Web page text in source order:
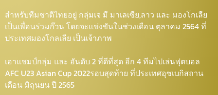
สำหรับทีมชาติไทยอยู่ กลุ่มเจ มี มาเลเซีย,ลาว และ มองโกเลีย
เป็นเพื่อนร่วมก๊วน โดยจะแข่งขันในช่วงเดือน ตุลาคม 2564 ที่
ประเทศมองโกลเลีย เป็นเจ้าภาพ
เอาแชมป์กลุ่ม และ อันดับ 2 ที่ดีที่สุด อีก 4 ทีมไปเล่นฟุตบอล
AFC U23 Asian Cup 2022รอบสุดท้าย ที่ประเทศอุซเบกิสถาน
เดือน มิถุนยน ปี 2565